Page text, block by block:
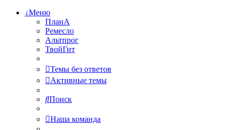
↓Меню
ПланА
Ремесло
Альтпрог
ТвойГит
Темы без ответов
Активные темы
Поиск
Наша команда